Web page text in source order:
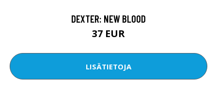
DEXTER: NEW BLOOD
37 EUR
LISÄTIETOJA